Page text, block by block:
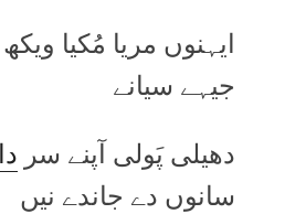
ایہنوں مریا مُکیا
جیہے سیانے
دھیلی پَولی آپنے سر دا
سانوں دے جاندے نیں